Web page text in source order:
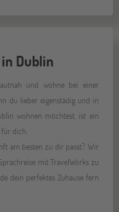
Dublin
und wohne bei einer
du lieber eigenstädig und in
wohnen möchtest, ist ein
dich.
am besten zu dir passt? Wir
mit TravelWorks zu
dein perfektes Zuhause fern